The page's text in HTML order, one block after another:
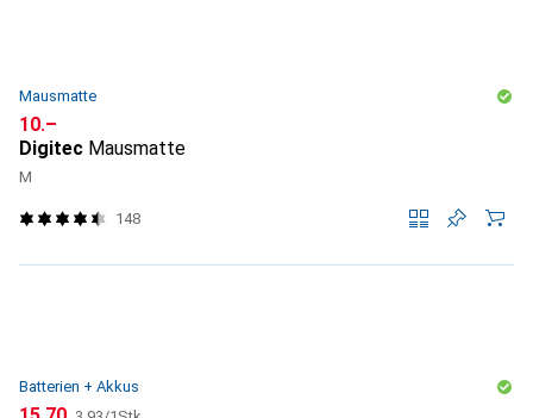
Mausmatte
CHF
10.–
Digitec Mausmatte
M
148
Batterien + Akkus
CHF